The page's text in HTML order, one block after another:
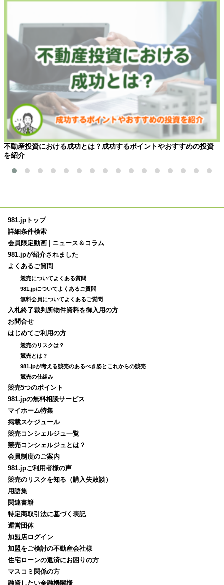
不動産投資における成功とは？成功するポイントやおすすめの投資
を紹介
981.jpトップ
詳細条件検索
会員限定動画
ニュース＆コラム
981.jpが紹介されました
よくあるご質問
競売についてよくある質問
981.jpについてよくあるご質問
無料会員についてよくあるご質問
入札終了裁判所物件資料を御入用の方
お問合せ
はじめてご利用の方
競売のリスクは？
競売とは？
981.jpが考える競売のあるべき姿とこれからの競売
競売の仕組み
競売5つのポイント
981.jpの無料相談サービス
マイホーム特集
掲載スケジュール
競売コンシェルジュ一覧
競売コンシェルジュとは？
会員制度のご案内
981.jpご利用者様の声
競売のリスクを知る（購入失敗談）
用語集
関連書籍
特定商取引法に基づく表記
運営団体
加盟店ログイン
加盟をご検討の不動産会社様
住宅ローンの返済にお困りの方
マスコミ関係の方
融資したい金融機関様